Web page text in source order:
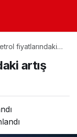
fiyatlarındaki
artış